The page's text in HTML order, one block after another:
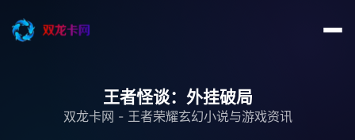
王者怪谈：外挂破局
双龙卡网 - 王者荣耀玄幻小说与游戏资讯